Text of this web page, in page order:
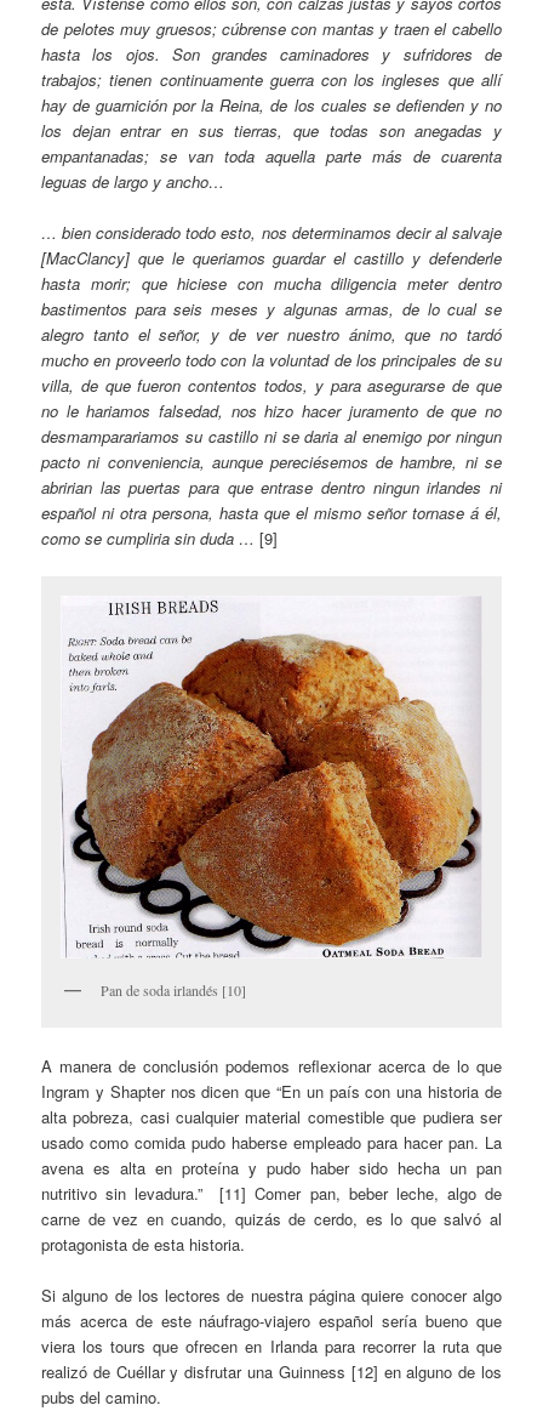
de pelotes muy gruesos; cúbrense con mantas y traen el cabello
hasta los ojos. Son grandes caminadores y sufridores de
trabajos; tienen continuamente guerra con los ingleses que allí
hay de guarnición por la Reina, de los cuales se defienden y no
los dejan entrar en sus tierras, que todas son anegadas y
empantanadas; se van toda aquella parte más de cuarenta
leguas de largo y ancho…
… bien considerado todo esto, nos determinamos decir al salvaje
[MacClancy] que le queriamos guardar el castillo y defenderle
hasta morir; que hiciese con mucha diligencia meter dentro
bastimentos para seis meses y algunas armas, de lo cual se
alegro tanto el señor, y de ver nuestro ánimo, que no tardó
mucho en proveerlo todo con la voluntad de los principales de su
villa, de que fueron contentos todos, y para asegurarse de que
no le hariamos falsedad, nos hizo hacer juramento de que no
desmamparariamos su castillo ni se daria al enemigo por ningun
pacto ni conveniencia, aunque pereciésemos de hambre, ni se
abririan las puertas para que entrase dentro ningun irlandes ni
español ni otra persona, hasta que el mismo señor tornase á él,
como se cumpliria sin duda … [9]
Pan de soda irlandés [10]
A manera de conclusión podemos reflexionar acerca de lo que
Ingram y Shapter nos dicen que “En un país con una historia de
alta pobreza, casi cualquier material comestible que pudiera ser
usado como comida pudo haberse empleado para hacer pan. La
avena es alta en proteína y pudo haber sido hecha un pan
nutritivo sin levadura.” [11] Comer pan, beber leche, algo de
carne de vez en cuando, quizás de cerdo, es lo que salvó al
protagonista de esta historia.
Si alguno de los lectores de nuestra página quiere conocer algo
más acerca de este náufrago-viajero español sería bueno que
viera los tours que ofrecen en Irlanda para recorrer la ruta que
realizó de Cuéllar y disfrutar una Guinness [12] en alguno de los
pubs del camino.